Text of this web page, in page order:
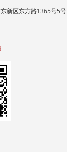
新区东方路1365号5号